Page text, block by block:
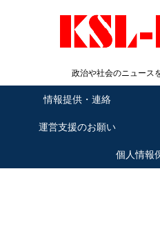
政治や社会のニュース
情報提供・連絡
運営支援のお願い
個人情報